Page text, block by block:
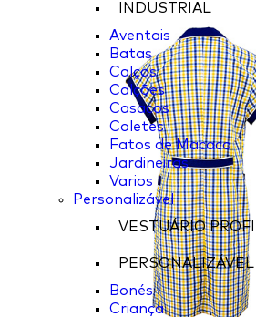
INDUSTRIAL
Aventais
Batas
Calças
Calções
Casacos
Coletes
Fatos de Macaco
Jardineiras
Varios
Personalizável
VESTUÁRIO
PERSONALIZÁVEL
Bonés
Criança